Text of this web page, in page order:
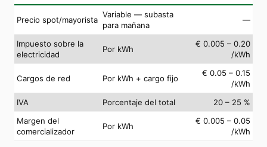
Precio spot/mayorista
Variable — subasta
para mañana
—
Impuesto sobre la
electricidad
Por kWh
€ 0.005 – 0.20
/kWh
Cargos de red Por kWh + cargo fijo
€ 0.05 – 0.15
/kWh
IVA
Porcentaje del total
20 – 25 %
Margen del
comercializador
Por kWh
€ 0.005 – 0.05
/kWh